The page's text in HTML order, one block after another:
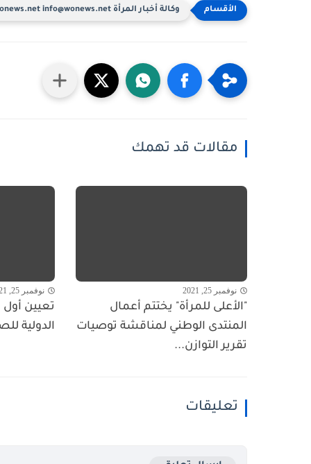
وكالة أخبار المرأة www.wonews.net info@wonews.net
مقالات قد تهمك
نوفمبر 25, 2021
"الأعلى للمرأة" يختتم أعمال
المنتدى الوطني لمناقشة توصيات
تقرير التوازن...
نوفمبر 25, 2021
تعيين أول
الدولية
تعليقات